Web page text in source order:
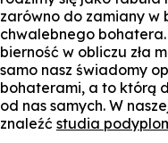
zarówno do zamiany w
chwalebnego
bierność w obliczu zła
samo nasz świadomy
bohaterami, a to którą
od nas samych. W
znaleźć studia